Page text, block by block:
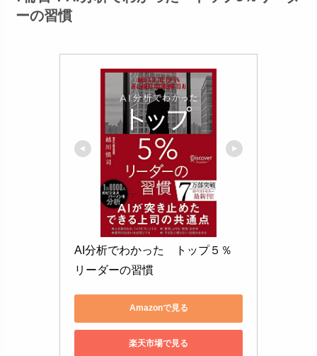
ーの習慣
AI分析でわかった　トップ５％
リーダーの習慣
Amazonで見る
楽天市場で見る